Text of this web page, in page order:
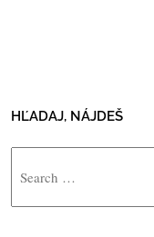
HĽADAJ, NÁJDEŠ